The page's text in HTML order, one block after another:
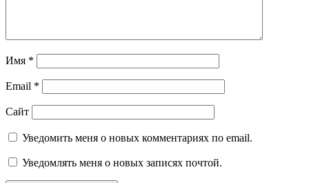
Имя *
Email *
Сайт
Уведомить меня о новых комментариях по email.
Уведомлять меня о новых записях почтой.